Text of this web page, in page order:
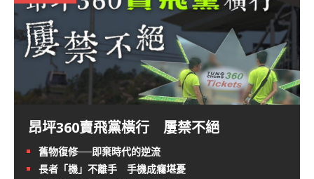
昂坪360賣飛黨橫行 屢禁不絕
舊物復修──即棄時代的逆流
長者「機」不離手 手機成癮堪憂